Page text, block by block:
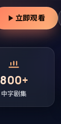
立即观看
800+
中字剧集